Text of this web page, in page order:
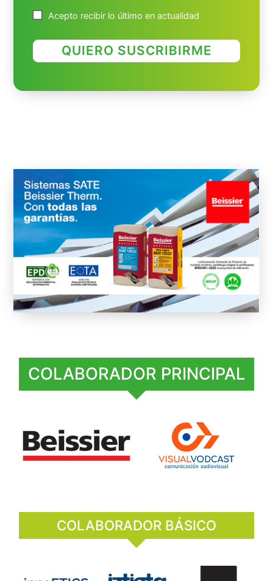
Acepto recibir lo último en actualidad
COLABORADOR PRINCIPAL
COLABORADOR BÁSICO